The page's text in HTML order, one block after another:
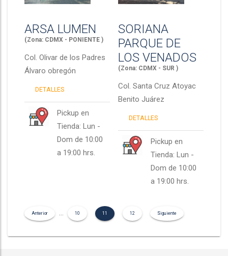
ARSA LUMEN
(Zona: CDMX - PONIENTE )
Col. Olivar de los Padres
Álvaro obregón
DETALLES
Pickup en
Tienda: Lun -
Dom de 10:00
a 19:00 hrs.
SORIANA
PARQUE DE
LOS VENADOS
(Zona: CDMX - SUR )
Col. Santa Cruz Atoyac
Benito Juárez
DETALLES
Pickup en
Tienda: Lun -
Dom de 10:00
a 19:00 hrs.
Anterior ...
10
(current)
11
(current)
12
(current)
Siguiente